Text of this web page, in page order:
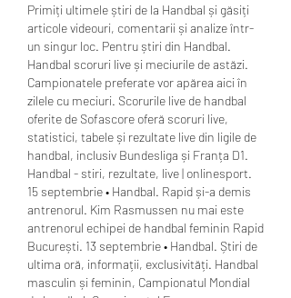
Primiți ultimele știri de la Handbal și găsiți
articole videouri, comentarii și analize într-
un singur loc. Pentru știri din Handbal.
Handbal scoruri live și meciurile de astăzi.
Campionatele preferate vor apărea aici în
zilele cu meciuri. Scorurile live de handbal
oferite de Sofascore oferă scoruri live,
statistici, tabele și rezultate live din ligile de
handbal, inclusiv Bundesliga și Franța D1.
Handbal - stiri, rezultate, live | onlinesport.
15 septembrie • Handbal. Rapid și-a demis
antrenorul. Kim Rasmussen nu mai este
antrenorul echipei de handbal feminin Rapid
București. 13 septembrie • Handbal. Știri de
ultima oră, informații, exclusivități. Handbal
masculin și feminin, Campionatul Mondial